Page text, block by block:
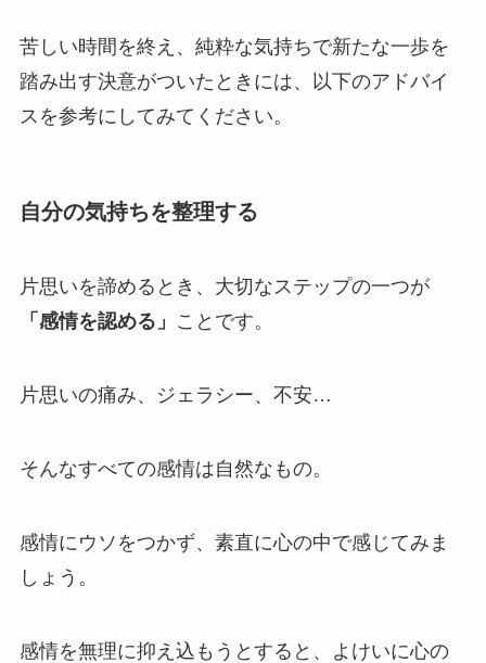
苦しい時間を終え、純粋な気持ちで新たな一歩を
踏み出す決意がついたときには、以下のアドバイ
スを参考にしてみてください。
自分の気持ちを整理する
片思いを諦めるとき、大切なステップの一つが
「感情を認める」 ことです。
片思いの痛み、ジェラシー、不安…
そんなすべての感情は自然なもの。
感情にウソをつかず、素直に心の中で感じてみま
しょう。
感情を無理に抑え込もうとすると、よけいに心の